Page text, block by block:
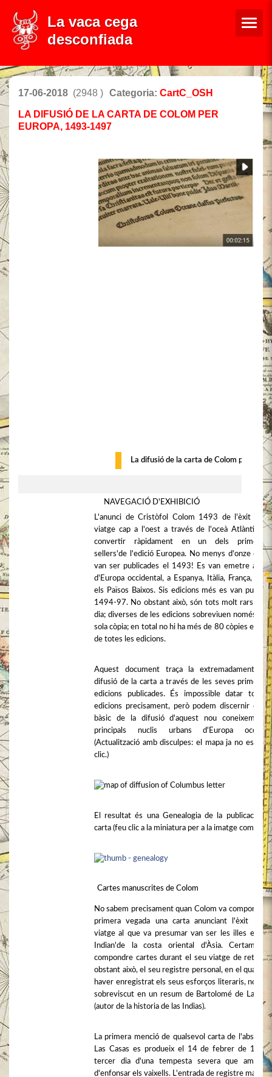
La vaca cega
desconfiada
17-06-2018 (2948 ) Categoria: CartC_OSH
LA DIFUSIÓ DE LA CARTA DE COLOM PER
EUROPA, 1493-1497
La difusió de la carta de Colom per
NAVEGACIÓ D'EXHIBICIÓ
L'anunci de Cristòfol Colom 1493 de l'èxit del
viatge cap a l'oest a través de l'oceà Atlàntic es
convertir ràpidament en un dels
sellers'de l'edició Europea. No menys d'onze
van ser publicades el 1493! Es van emetre a
d'Europa occidental, a Espanya, Itàlia, França,
els Països Baixos. Sis edicions més es van
1494-97. No obstant això, són tots molt rars avui
dia; diverses de les edicions sobreviuen només en
sola còpia; en total no hi ha més de 80 còpies
de totes les edicions.
Aquest document traça la extremadament
difusió de la carta a través de les seves primeres
edicions publicades. És impossible datar totes
edicions precisament, però podem discernir el
bàsic de la difusió d'aquest nou coneixement
principals nuclis urbans d'Europa
(Actualització amb disculpes: el mapa ja no es pot
clic.)
El resultat és una Genealogia de la publicació
carta (feu clic a la miniatura per a la imatge
Cartes manuscrites de Colom
No sabem precisament quan Colom va compondre
primera vegada una carta anunciant l'èxit del
viatge al que va presumar van ser les illes en
Indian'de la costa oriental d'Àsia. Certament
compondre cartes durant el seu viatge de retorn.
obstant això, el seu registre personal, en el qual
haver enregistrat els seus esforços literaris, només
sobreviscut en un resum de Bartolomé de Las
(autor de la historia de las Indias).
La primera menció de qualsevol carta de l'abstract
Las Casas es produeix el 14 de febrer de
tercer dia d'una tempesta severa que
d'enfonsar els vaixells. L'entrada de registre